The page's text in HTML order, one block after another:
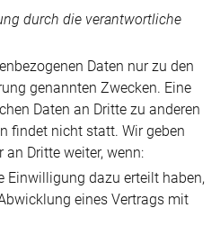
durch die verantwortliche
Daten nur zu den
genannten Zwecken. Eine
Daten an Dritte zu anderen
findet nicht statt. Wir geben
an Dritte weiter, wenn:
Einwilligung dazu erteilt haben,
eines Vertrags mit